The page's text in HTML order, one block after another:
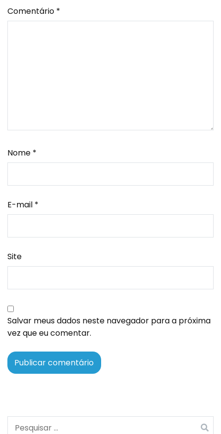
Comentário *
Nome *
E-mail *
Site
Salvar meus dados neste navegador para a próxima
vez que eu comentar.